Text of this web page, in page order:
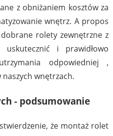
z obniżaniem kosztów za
wnętrz. A propos
rolety zewnętrzne z
i prawidłowo
odpowiedniej ,
wnętrzach.
- podsumowanie
że montaż rolet